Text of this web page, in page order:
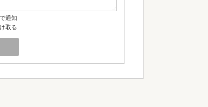
通知
取る